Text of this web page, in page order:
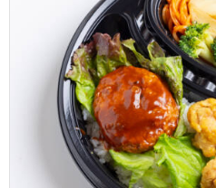
まで飽きずに美味しくいただ
ご利用シーン：ロケ・撮影›スタ
東京都渋谷区恵比寿2026/07/28